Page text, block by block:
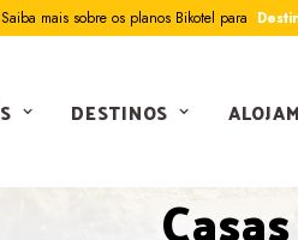
mais sobre os planos Bikotel para
DESTINOS